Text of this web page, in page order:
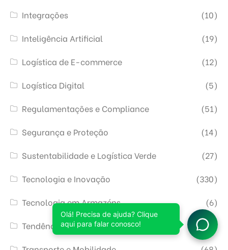
Integrações
(10)
Inteligência Artificial
(19)
Logística de E-commerce
(12)
Logística Digital
(5)
Regulamentações e Compliance
(51)
Segurança e Proteção
(14)
Sustentabilidade e Logística Verde
(27)
Tecnologia e Inovação
(330)
Tecnologia em Armazéns
(6)
Tendências e Futuro da Logística
(324)